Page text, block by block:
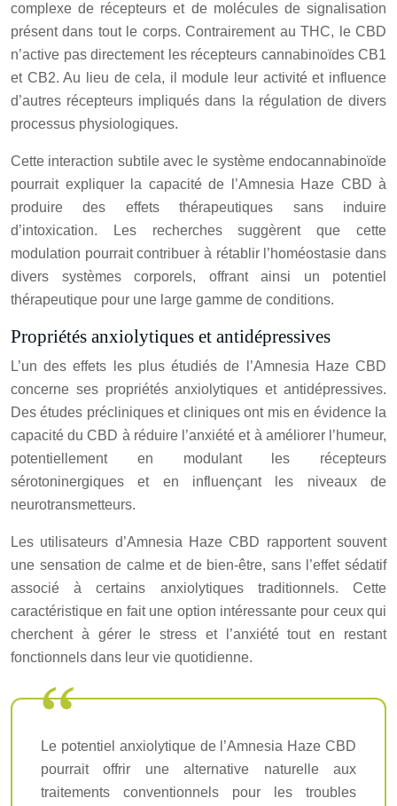
complexe de récepteurs et de molécules de signalisation
présent dans tout le corps. Contrairement au THC, le CBD
n’active pas directement les récepteurs cannabinoïdes CB1
et CB2. Au lieu de cela, il module leur activité et influence
d’autres récepteurs impliqués dans la régulation de divers
processus physiologiques.
Cette interaction subtile avec le système endocannabinoïde
pourrait expliquer la capacité de l’Amnesia Haze CBD à
produire des effets thérapeutiques sans induire
d’intoxication. Les recherches suggèrent que cette
modulation pourrait contribuer à rétablir l’homéostasie dans
divers systèmes corporels, offrant ainsi un potentiel
thérapeutique pour une large gamme de conditions.
Propriétés anxiolytiques et antidépressives
L’un des effets les plus étudiés de l’Amnesia Haze CBD
concerne ses propriétés anxiolytiques et antidépressives.
Des études précliniques et cliniques ont mis en évidence la
capacité du CBD à réduire l’anxiété et à améliorer l’humeur,
potentiellement en modulant les récepteurs
sérotoninergiques et en influençant les niveaux de
neurotransmetteurs.
Les utilisateurs d’Amnesia Haze CBD rapportent souvent
une sensation de calme et de bien-être, sans l’effet sédatif
associé à certains anxiolytiques traditionnels. Cette
caractéristique en fait une option intéressante pour ceux qui
cherchent à gérer le stress et l’anxiété tout en restant
fonctionnels dans leur vie quotidienne.
Le potentiel anxiolytique de l’Amnesia Haze CBD
pourrait offrir une alternative naturelle aux
traitements conventionnels pour les troubles